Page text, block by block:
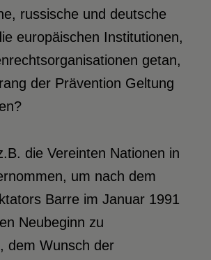
russische und deutsche
europäischen Institutionen,
getan,
der Prävention Geltung
die Vereinten Nationen in
um nach dem
Barre im Januar 1991
Neubeginn zu
dem Wunsch der